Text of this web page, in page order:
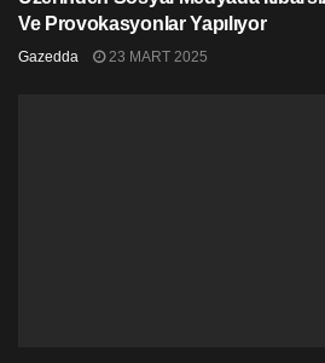
Ve Provokasyonlar Yapılıyor
Gazedda 23 MART 2025